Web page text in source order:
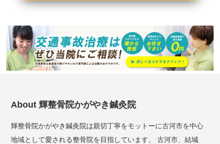
About 輝整骨院かがやき鍼灸院
輝整骨院かがやき鍼灸院は親切丁寧をモットーに古河市を中心
地域として愛される整骨院を目指しています。 古河市、結城